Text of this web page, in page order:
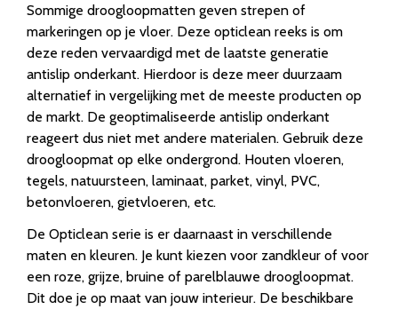
Sommige droogloopmatten geven strepen of
markeringen op je vloer. Deze opticlean reeks is om
deze reden vervaardigd met de laatste generatie
antislip onderkant. Hierdoor is deze meer duurzaam
alternatief in vergelijking met de meeste producten op
de markt. De geoptimaliseerde antislip onderkant
reageert dus niet met andere materialen. Gebruik deze
droogloopmat op elke ondergrond. Houten vloeren,
tegels, natuursteen, laminaat, parket, vinyl, PVC,
betonvloeren, gietvloeren, etc.
De Opticlean serie is er daarnaast in verschillende
maten en kleuren. Je kunt kiezen voor zandkleur of voor
een roze, grijze, bruine of parelblauwe droogloopmat.
Dit doe je op maat van jouw interieur. De beschikbare